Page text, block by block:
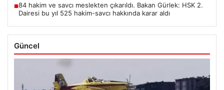
■84 hakim ve savcı meslekten çıkarıldı. Bakan Gürlek: HSK 2.
Dairesi bu yıl 525 hakim-savcı hakkında karar aldı
Güncel